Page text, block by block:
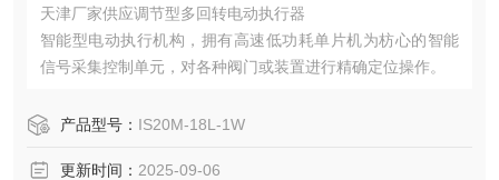
天津厂家供应调节型多回转电动执行器
智能型电动执行机构，拥有高速低功耗单片机为枋心的智能
信号采集控制单元，对各种阀门或装置进行精确定位操作。
产品型号： IS20M-18L-1W
更新时间： 2025-09-06